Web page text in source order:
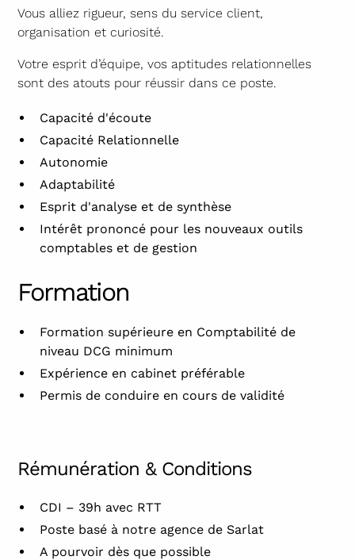
Vous alliez rigueur, sens du service client,
organisation et curiosité.
Votre esprit d’équipe, vos aptitudes relationnelles
sont des atouts pour réussir dans ce poste.
Capacité d'écoute
Capacité Relationnelle
Autonomie
Adaptabilité
Esprit d'analyse et de synthèse
Intérêt prononcé pour les nouveaux outils
comptables et de gestion
Formation
Formation supérieure en Comptabilité de
niveau DCG minimum
Expérience en cabinet préférable
Permis de conduire en cours de validité
Rémunération & Conditions
CDI – 39h avec RTT
Poste basé à notre agence de Sarlat
A pourvoir dès que possible